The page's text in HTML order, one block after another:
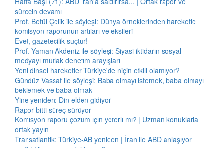
sürecin devamı
Prof. Betül Çelik ile söyleşi: Dünya örneklerinden hareketle
komisyon raporunun artıları ve eksileri
Evet, gazetecilik suçtur!
Prof. Yaman Akdeniz ile söyleşi: Siyasi iktidarın sosyal
medyayı mutlak denetim arayışları
Yeni dinsel hareketler Türkiye'de niçin etkili olamıyor?
Gündüz Vassaf ile söyleşi: Baba olmayı istemek, baba olmayı
beklemek ve baba olmak
Yine yeniden: Din elden gidiyor
Rapor bitti süreç sürüyor
Komisyon raporu çözüm için yeterli mi? | Uzman konuklarla
ortak yayın
Transatlantik: Türkiye-AB yeniden | İran ile ABD anlaşıyor